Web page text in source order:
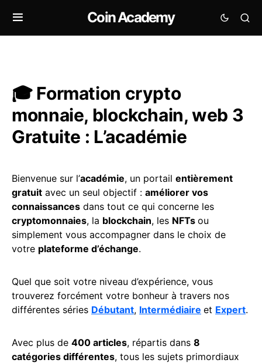
Coin Academy
🎓 Formation crypto
monnaie, blockchain, web 3
Gratuite : L’académie
Bienvenue sur l’académie, un portail entièrement
gratuit avec un seul objectif : améliorer vos
connaissances dans tout ce qui concerne les
cryptomonnaies, la blockchain, les NFTs ou
simplement vous accompagner dans le choix de
votre plateforme d’échange.
Quel que soit votre niveau d’expérience, vous
trouverez forcément votre bonheur à travers nos
différentes séries Débutant, Intermédiaire et Expert.
Avec plus de 400 articles, répartis dans 8
catégories différentes, tous les sujets primordiaux